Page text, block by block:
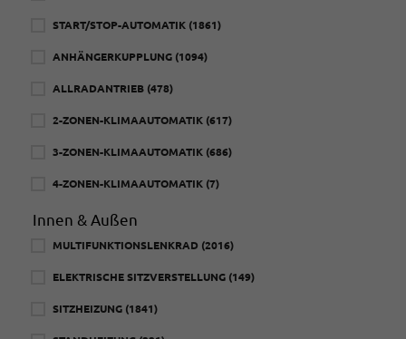
START/STOP-AUTOMATIK (1861)
ANHÄNGERKUPPLUNG (1094)
ALLRADANTRIEB (478)
2-ZONEN-KLIMAAUTOMATIK (617)
3-ZONEN-KLIMAAUTOMATIK (686)
4-ZONEN-KLIMAAUTOMATIK (7)
Innen & Außen
MULTIFUNKTIONSLENKRAD (2016)
ELEKTRISCHE SITZVERSTELLUNG (149)
SITZHEIZUNG (1841)